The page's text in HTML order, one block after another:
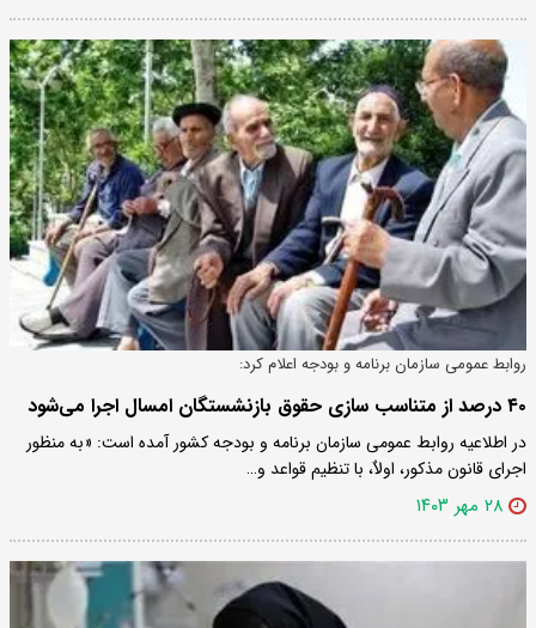
روابط عمومی سازمان برنامه و بودجه اعلام کرد:
۴۰ درصد از متناسب سازی حقوق بازنشستگان امسال اجرا می‌شود
در اطلاعیه روابط عمومی سازمان برنامه و بودجه کشور آمده است: «به منظور
اجرای قانون مذکور، اولاٌ، با تنظیم قواعد و…
۲۸ مهر ۱۴۰۳